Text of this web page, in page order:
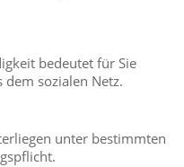
bedeutet für Sie
dem sozialen Netz.
unter bestimmten